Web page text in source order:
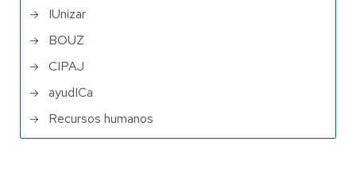
IUnizar
BOUZ
CIPAJ
ayudICa
Recursos humanos